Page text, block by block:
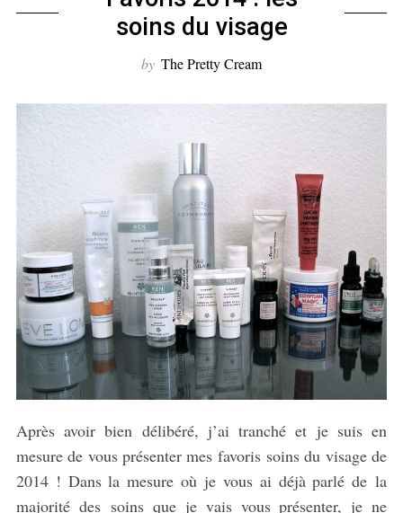
soins du visage
by The Pretty Cream
Après avoir bien délibéré, j’ai tranché et je suis en
mesure de vous présenter mes favoris soins du visage de
2014 ! Dans la mesure où je vous ai déjà parlé de la
majorité des soins que je vais vous présenter, je ne